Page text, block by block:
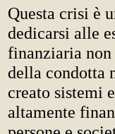
Questa crisi è
dedicarsi alle
finanziaria
della condotta
creato sistemi
altamente